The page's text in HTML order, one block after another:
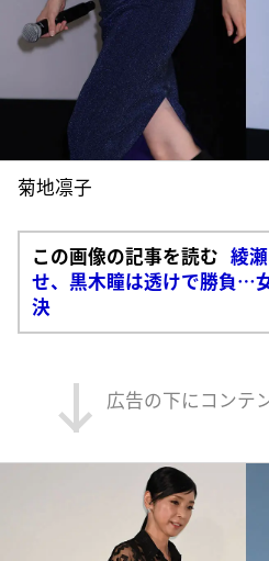
菊地凛子
この画像の記事を読む 綾
せ、黒木瞳は透けで勝負…
決
広告の下にコンテ